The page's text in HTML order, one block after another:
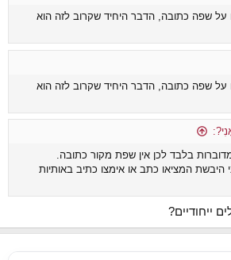
שפה כתובה, הדבר היחיד שקרוב לזה הוא
שפה כתובה, הדבר היחיד שקרוב לזה הוא
בלבד לכן אין שפת מקור כתובה.
היבשת המציאו כתב או אימצו כתיב באותיות
ייחודיים?